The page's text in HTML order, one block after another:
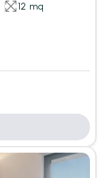
12 mq